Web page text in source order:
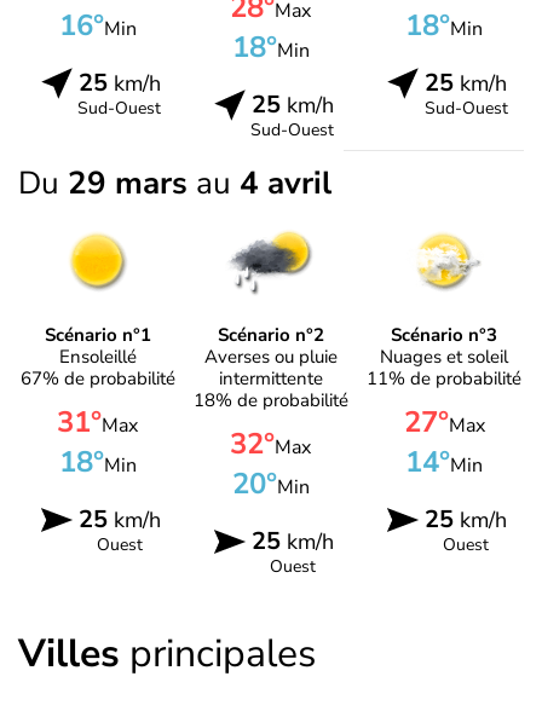
16°Min
25km/h
Sud-Ouest
Max
18°Min
25km/h
Sud-Ouest
18°Min
25 km/h
Sud-Ouest
Du 29 mars au 4 avril
Scénario n°1
Ensoleillé
67% de probabilité
31°Max
18°Min
25km/h
Ouest
Scénario n°2
Averses ou pluie
intermittente
18% de probabilité
32°Max
20°Min
25km/h
Ouest
Scénario n°3
Nuages et soleil
11% de probabilité
27°Max
14°Min
25 km/h
Ouest
Villes principales